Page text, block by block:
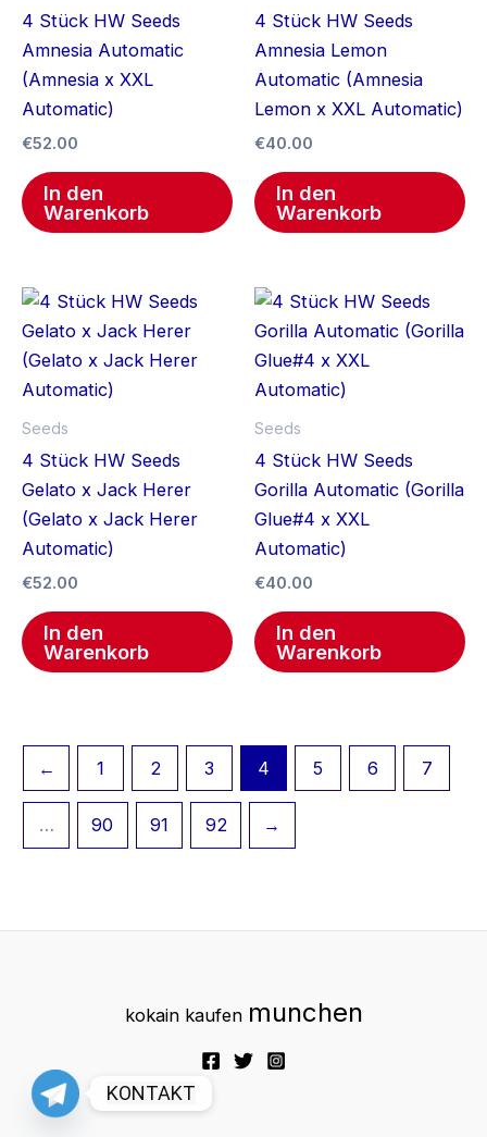
4 Stück HW Seeds
Amnesia Automatic
(Amnesia x XXL
Automatic)
€52.00
In den
Warenkorb
4 Stück HW Seeds
Amnesia Lemon
Automatic (Amnesia
Lemon x XXL Automatic)
€40.00
In den
Warenkorb
Seeds
4 Stück HW Seeds
Gelato x Jack Herer
(Gelato x Jack Herer
Automatic)
€52.00
In den
Warenkorb
Seeds
4 Stück HW Seeds
Gorilla Automatic (Gorilla
Glue#4 x XXL
Automatic)
€40.00
In den
Warenkorb
← 1 2 3 4 5 6 7
… 90 91 92 →
kokain kaufen munchen
KONTAKT